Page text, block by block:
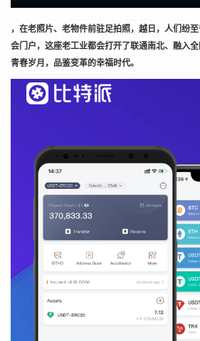
，在老照片、老物件前驻足拍照，越日，人们纷
会门户，这座老工业都会打开了联通南北、融入
青春岁月，品鉴变革的幸福时代。